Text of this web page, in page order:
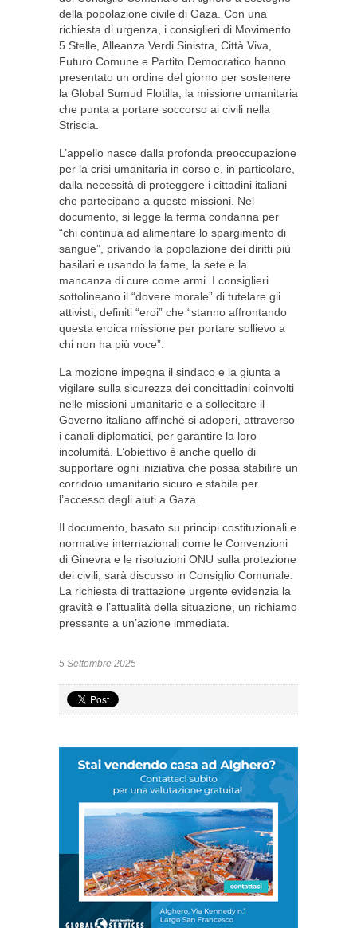
della popolazione civile di Gaza. Con una
richiesta di urgenza, i consiglieri di Movimento
5 Stelle, Alleanza Verdi Sinistra, Città Viva,
Futuro Comune e Partito Democratico hanno
presentato un ordine del giorno per sostenere
la Global Sumud Flotilla, la missione umanitaria
che punta a portare soccorso ai civili nella
Striscia.
L’appello nasce dalla profonda preoccupazione
per la crisi umanitaria in corso e, in particolare,
dalla necessità di proteggere i cittadini italiani
che partecipano a queste missioni. Nel
documento, si legge la ferma condanna per
“chi continua ad alimentare lo spargimento di
sangue”, privando la popolazione dei diritti più
basilari e usando la fame, la sete e la
mancanza di cure come armi. I consiglieri
sottolineano il “dovere morale” di tutelare gli
attivisti, definiti “eroi” che “stanno affrontando
questa eroica missione per portare sollievo a
chi non ha più voce”.
La mozione impegna il sindaco e la giunta a
vigilare sulla sicurezza dei concittadini coinvolti
nelle missioni umanitarie e a sollecitare il
Governo italiano affinché si adoperi, attraverso
i canali diplomatici, per garantire la loro
incolumità. L’obiettivo è anche quello di
supportare ogni iniziativa che possa stabilire un
corridoio umanitario sicuro e stabile per
l’accesso degli aiuti a Gaza.
Il documento, basato su principi costituzionali e
normative internazionali come le Convenzioni
di Ginevra e le risoluzioni ONU sulla protezione
dei civili, sarà discusso in Consiglio Comunale.
La richiesta di trattazione urgente evidenzia la
gravità e l’attualità della situazione, un richiamo
pressante a un’azione immediata.
5 Settembre 2025